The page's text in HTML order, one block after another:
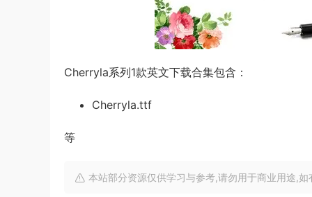
Cherryla系列1款英文下载合集包含：
Cherryla.ttf
等
本站部分资源仅供学习与参考,请勿用于商业用途,